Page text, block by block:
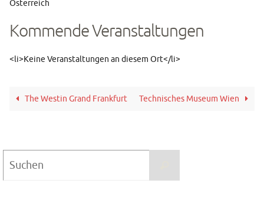
Österreich
Kommende Veranstaltungen
<li>Keine Veranstaltungen an diesem Ort</li>
The Westin Grand Frankfurt Technisches Museum Wien